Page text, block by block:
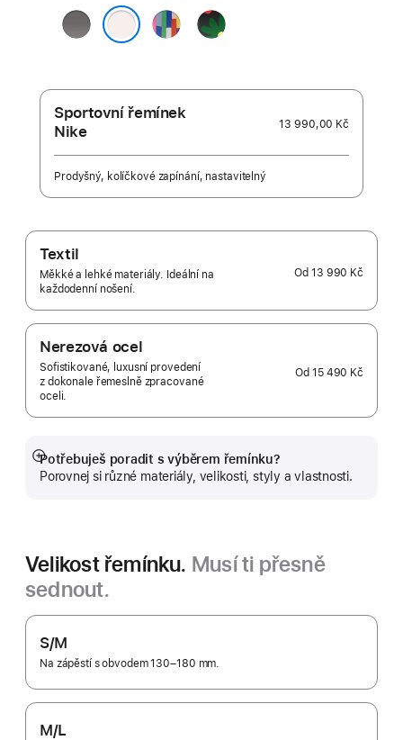
skálově
šedá
Pride
Edition
Black
Unity –
Sportovní řemínek
Nike
13 990,00 Kč
Prodyšný, kolíčkové zapínání, nastavitelný
Textil
Měkké a lehké materiály. Ideální na
každodenní nošení.
Od13 990 Kč
Nerezová ocel
Sofistikované, luxusní provedení
z dokonale řemeslně zpracované
oceli.
Od15 490 Kč
Potřebuješ poradit s výběrem řemínku?
Porovnej si různé materiály, velikosti, styly a vlastnosti.
Zobrazit
více
Velikost řemínku. Musí ti přesně
sednout.
S/M
Na zápěstí s obvodem 130–180 mm.
M/L